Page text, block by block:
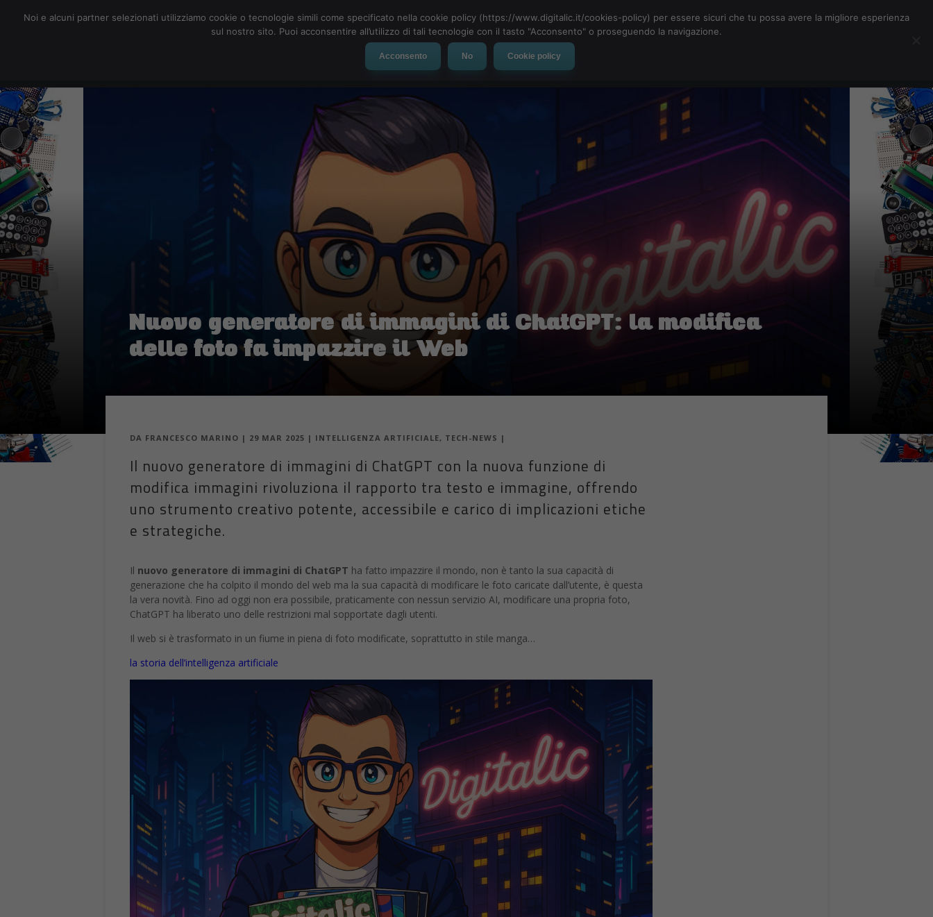
Social Network App Automotive Tech-News
Nuovo generatore di immagini di ChatGPT: la modifica
delle foto fa impazzire il Web
DA FRANCESCO MARINO | 29 MAR 2025 | INTELLIGENZA ARTIFICIALE, TECH-NEWS |
Il nuovo generatore di immagini di ChatGPT con la nuova funzione di
modifica immagini rivoluziona il rapporto tra testo e immagine, offrendo
uno strumento creativo potente, accessibile e carico di implicazioni etiche
e strategiche.
Il nuovo generatore di immagini di ChatGPT ha fatto impazzire il mondo, non è tanto la sua capacità di
generazione che ha colpito il mondo del web ma la sua capacità di modificare le foto caricate dall’utente, è questa
la vera novità. Fino ad oggi non era possibile, praticamente con nessun servizio AI, modificare una propria foto,
ChatGPT ha liberato uno delle restrizioni mal sopportate dagli utenti.
Il web si è trasformato in un fiume in piena di foto modificate, soprattutto in stile manga…
la storia dell’intelligenza artificiale
Noi e alcuni partner selezionati utilizziamo cookie o tecnologie simili come specificato nella cookie policy (https://www.digitalic.it/cookies-policy) per essere sicuri che tu possa avere la migliore esperienza
sul nostro sito. Puoi acconsentire all’utilizzo di tali tecnologie con il tasto "Acconsento" o proseguendo la navigazione.
Acconsento No Cookie policy